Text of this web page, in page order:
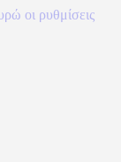
οι ρυθμίσεις